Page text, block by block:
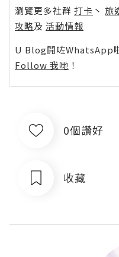
瀏覽更多社群 打卡 丶 旅
攻略及 活動情報
U Blog開咗WhatsApp
Follow 我哋 ！
0個讚好
收藏